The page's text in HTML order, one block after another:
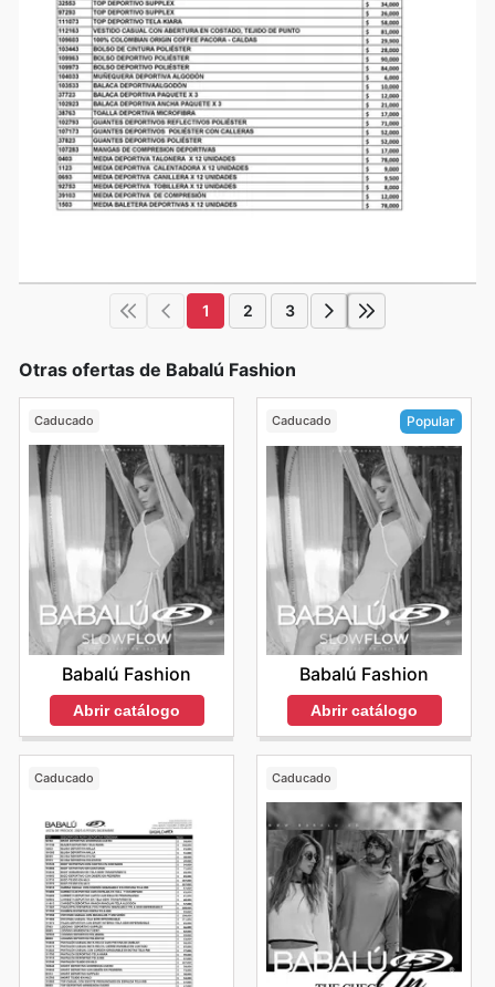
1 2 3
Otras ofertas de Babalú Fashion
Caducado
Babalú Fashion
Abrir catálogo
Caducado Popular
Babalú Fashion
Abrir catálogo
Caducado Caducado